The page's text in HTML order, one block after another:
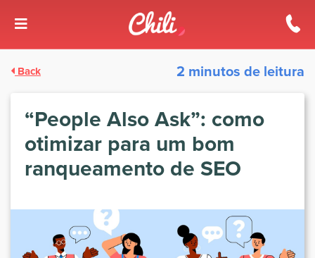
Back 2 minutos de leitura
“People Also Ask”: como
otimizar para um bom
ranqueamento de SEO